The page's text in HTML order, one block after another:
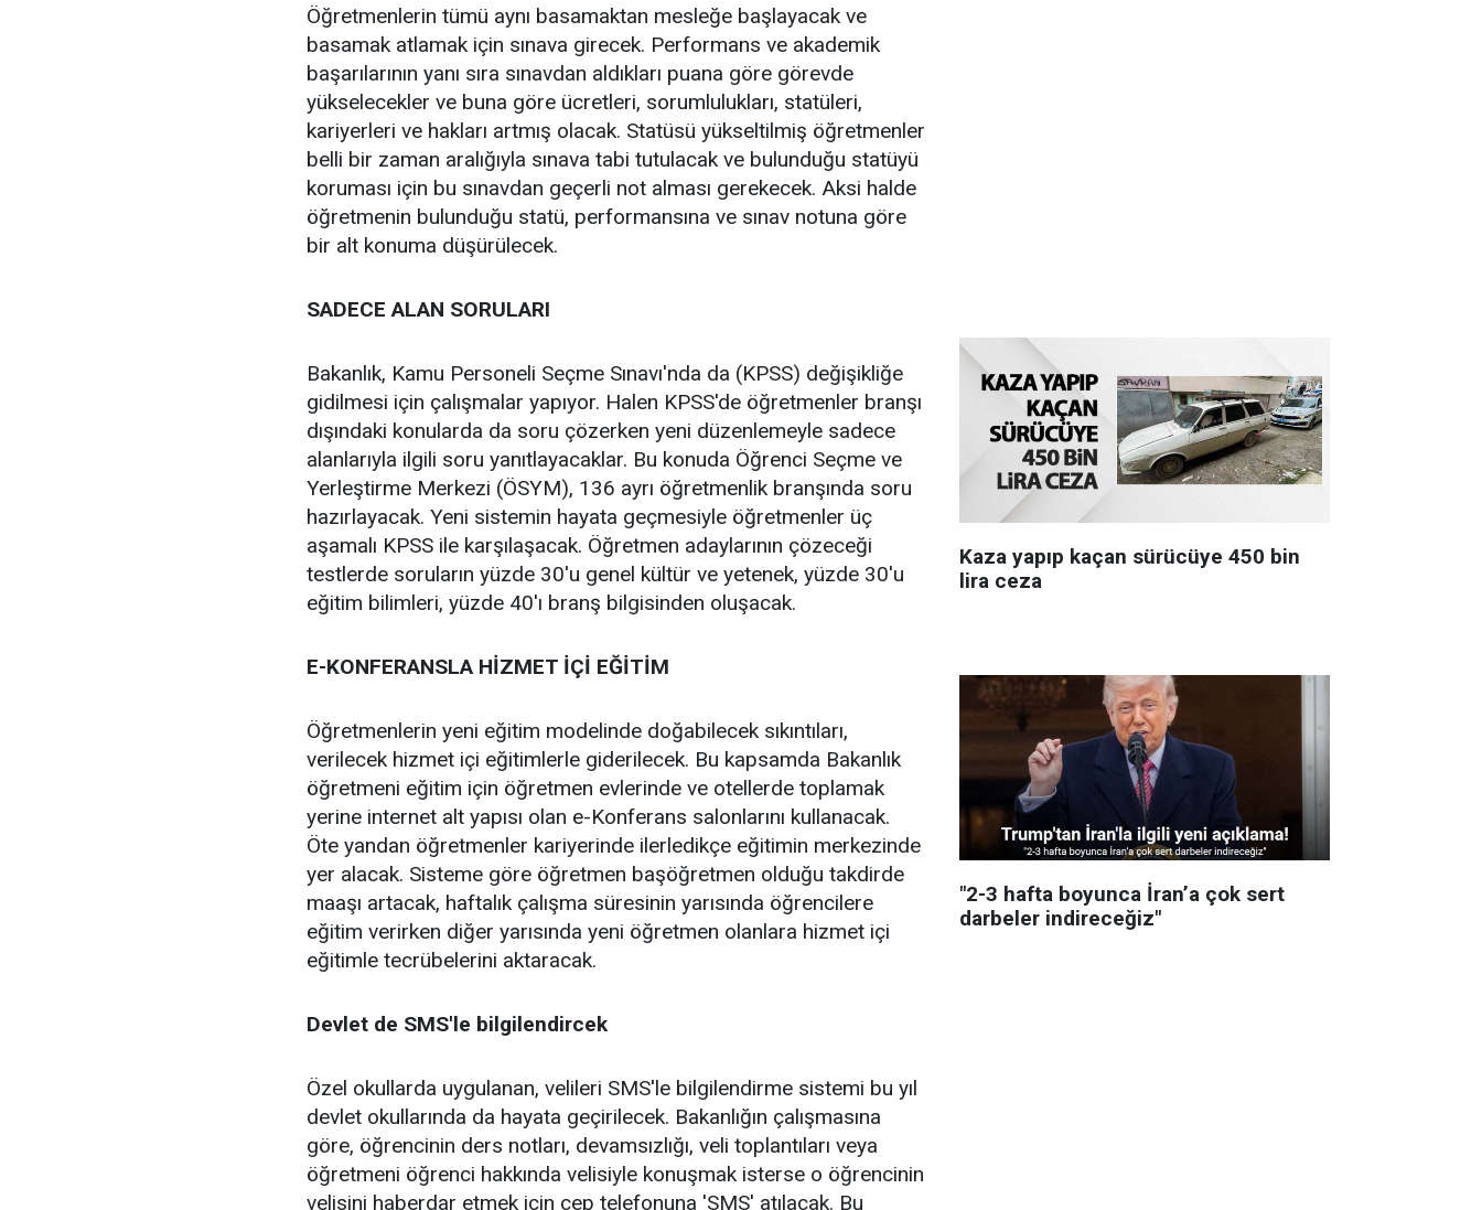
Öğretmenlerin tümü aynı basamaktan mesleğe başlayacak ve
basamak atlamak için sınava girecek. Performans ve akademik
başarılarının yanı sıra sınavdan aldıkları puana göre görevde
yükselecekler ve buna göre ücretleri, sorumlulukları, statüleri,
kariyerleri ve hakları artmış olacak. Statüsü yükseltilmiş öğretmenler
belli bir zaman aralığıyla sınava tabi tutulacak ve bulunduğu statüyü
koruması için bu sınavdan geçerli not alması gerekecek. Aksi halde
öğretmenin bulunduğu statü, performansına ve sınav notuna göre
bir alt konuma düşürülecek.
SADECE ALAN SORULARI
Bakanlık, Kamu Personeli Seçme Sınavı'nda da (KPSS) değişikliğe
gidilmesi için çalışmalar yapıyor. Halen KPSS'de öğretmenler branşı
dışındaki konularda da soru çözerken yeni düzenlemeyle sadece
alanlarıyla ilgili soru yanıtlayacaklar. Bu konuda Öğrenci Seçme ve
Yerleştirme Merkezi (ÖSYM), 136 ayrı öğretmenlik branşında soru
hazırlayacak. Yeni sistemin hayata geçmesiyle öğretmenler üç
aşamalı KPSS ile karşılaşacak. Öğretmen adaylarının çözeceği
testlerde soruların yüzde 30'u genel kültür ve yetenek, yüzde 30'u
eğitim bilimleri, yüzde 40'ı branş bilgisinden oluşacak.
E-KONFERANSLA HİZMET İÇİ EĞİTİM
Öğretmenlerin yeni eğitim modelinde doğabilecek sıkıntıları,
verilecek hizmet içi eğitimlerle giderilecek. Bu kapsamda Bakanlık
öğretmeni eğitim için öğretmen evlerinde ve otellerde toplamak
yerine internet alt yapısı olan e-Konferans salonlarını kullanacak.
Öte yandan öğretmenler kariyerinde ilerledikçe eğitimin merkezinde
yer alacak. Sisteme göre öğretmen başöğretmen olduğu takdirde
maaşı artacak, haftalık çalışma süresinin yarısında öğrencilere
eğitim verirken diğer yarısında yeni öğretmen olanlara hizmet içi
eğitimle tecrübelerini aktaracak.
Devlet de SMS'le bilgilendircek
Özel okullarda uygulanan, velileri SMS'le bilgilendirme sistemi bu yıl
devlet okullarında da hayata geçirilecek. Bakanlığın çalışmasına
göre, öğrencinin ders notları, devamsızlığı, veli toplantıları veya
öğretmeni öğrenci hakkında velisiyle konuşmak isterse o öğrencinin
velisini haberdar etmek için cep telefonuna 'SMS' atılacak. Bu
Kaza yapıp kaçan sürücüye 450 bin
lira ceza
"2-3 hafta boyunca İran’a çok sert
darbeler indireceğiz"